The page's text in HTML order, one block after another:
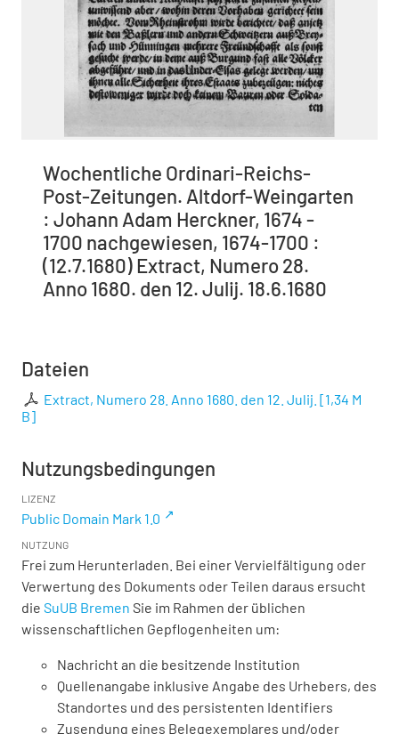
Wochentliche Ordinari-Reichs-
Post-Zeitungen. Altdorf-Weingarten
: Johann Adam Herckner, 1674 -
1700 nachgewiesen, 1674-1700 :
(12.7.1680) Extract, Numero 28.
Anno 1680. den 12. Julij. 18.6.1680
Dateien
Extract, Numero 28. Anno 1680. den 12. Julij. [1,34 M
B]
Nutzungsbedingungen
LIZENZ
Public Domain Mark 1.0
NUTZUNG
Frei zum Herunterladen. Bei einer Vervielfältigung oder
Verwertung des Dokuments oder Teilen daraus ersucht
die SuUB Bremen Sie im Rahmen der üblichen
wissenschaftlichen Gepflogenheiten um:
Nachricht an die besitzende Institution
Quellenangabe inklusive Angabe des Urhebers, des
Standortes und des persistenten Identifiers
Zusendung eines Belegexemplares und/oder